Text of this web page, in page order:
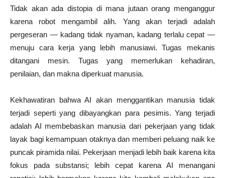
Tidak akan ada distopia di mana jutaan orang menganggur
karena robot mengambil alih. Yang akan terjadi adalah
pergeseran — kadang tidak nyaman, kadang terlalu cepat —
menuju cara kerja yang lebih manusiawi. Tugas mekanis
ditangani mesin. Tugas yang memerlukan kehadiran,
penilaian, dan makna diperkuat manusia.
Kekhawatiran bahwa AI akan menggantikan manusia tidak
terjadi seperti yang dibayangkan para pesimis. Yang terjadi
adalah AI membebaskan manusia dari pekerjaan yang tidak
layak bagi kemampuan otaknya dan memberi peluang naik ke
puncak piramida nilai. Pekerjaan menjadi lebih baik karena kita
fokus pada substansi; lebih cepat karena AI menangani